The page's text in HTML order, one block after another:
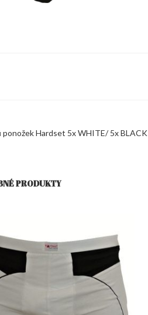
ponožek Hardset 5x WHITE/ 5x BLACK
PRODUKTY